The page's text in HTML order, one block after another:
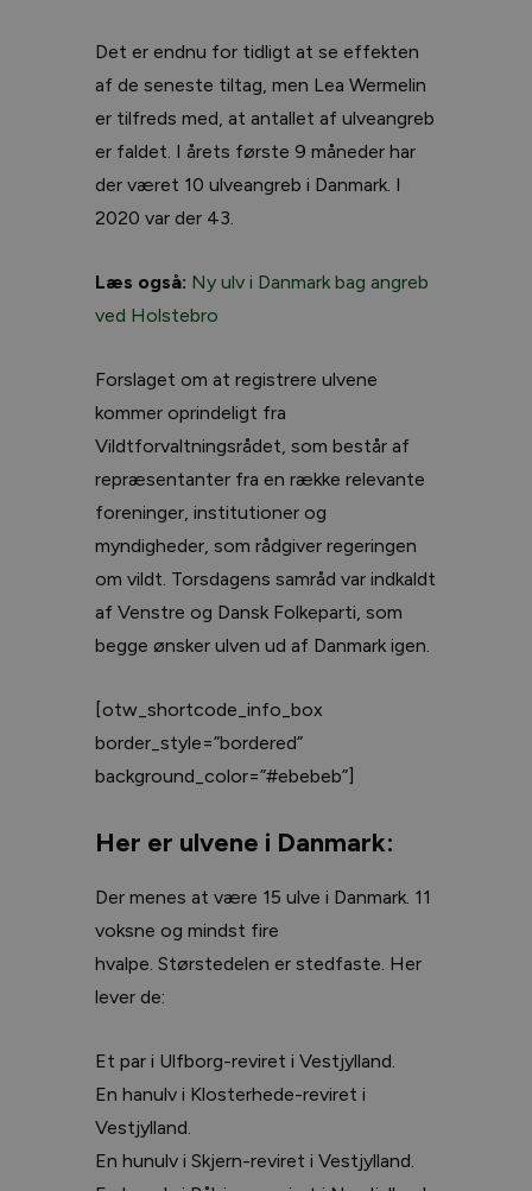
Det er endnu for tidligt at se effekten
af de seneste tiltag, men Lea Wermelin
er tilfreds med, at antallet af ulveangreb
er faldet. I årets første 9 måneder har
der været 10 ulveangreb i Danmark. I
2020 var der 43.
Læs også: Ny ulv i Danmark bag angreb
ved Holstebro
Forslaget om at registrere ulvene
kommer oprindeligt fra
Vildtforvaltningsrådet, som består af
repræsentanter fra en række relevante
foreninger, institutioner og
myndigheder, som rådgiver regeringen
om vildt. Torsdagens samråd var indkaldt
af Venstre og Dansk Folkeparti, som
begge ønsker ulven ud af Danmark igen.
[otw_shortcode_info_box
border_style=”bordered”
background_color=”#ebebeb”]
Her er ulvene i Danmark:
Der menes at være 15 ulve i Danmark. 11
voksne og mindst fire
hvalpe. Størstedelen er stedfaste. Her
lever de:
Et par i Ulfborg-reviret i Vestjylland.
En hanulv i Klosterhede-reviret i
Vestjylland.
En hunulv i Skjern-reviret i Vestjylland.